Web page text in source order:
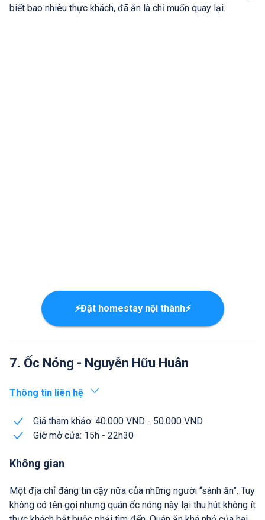
biết bao nhiêu thực khách, đã ăn là chỉ muốn quay lại.
⚡Đặt homestay nội thành⚡
7. Ốc Nóng - Nguyễn Hữu Huân
Thông tin liên hệ
Giá tham khảo: 40.000 VND - 50.000 VND
Giờ mở cửa: 15h - 22h30
Không gian
Một địa chỉ đáng tin cậy nữa của những người “sành ăn”. Tuy
không có tên gọi nhưng quán ốc nóng này lại thu hút không ít